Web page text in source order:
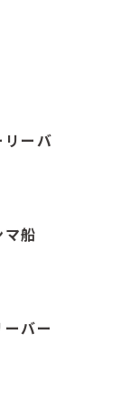
ーバ
船
バー